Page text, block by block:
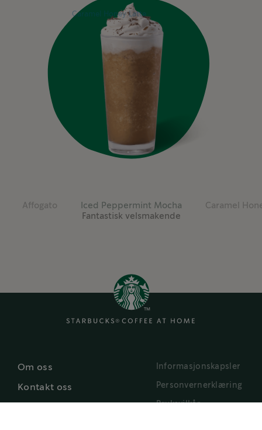
Previous
Affogato
Iced Peppermint Mocha
Fantastisk velsmakende
Caramel
Om oss
Kontakt oss
Informasjonskapsler
Personvernerklæring
Bruksvilkår